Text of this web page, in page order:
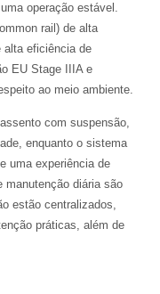
operação estável.
rail) de alta
alta eficiência de
EU Stage IIIA e
ao meio ambiente.
com suspensão,
enquanto o sistema
uma experiência de
manutenção diária são
estão centralizados,
práticas, além de